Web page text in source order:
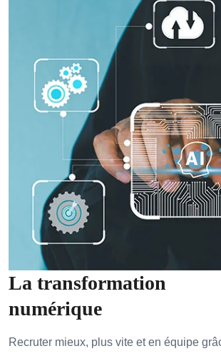
La transformation
numérique
Recruter mieux, plus vite et en équipe